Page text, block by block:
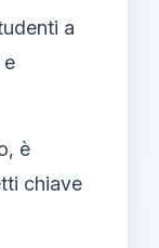
a
e
è
chiave